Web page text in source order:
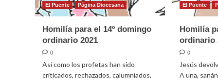
El Puente Página Diocesana
Homilía para el 14º domingo
ordinario 2021
0
Así como los profetas han sido
criticados, rechazados, calumniados,
El Puente
Homilía
ordinario
0
Jesús
A una,